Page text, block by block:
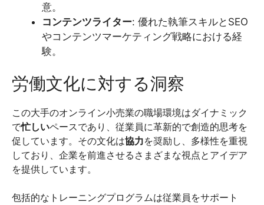
意。
コンテンツライター: 優れた執筆スキルとSEO
やコンテンツマーケティング戦略における経
験。
労働文化に対する洞察
この大手のオンライン小売業の職場環境はダイナミック
で忙しいペースであり、従業員に革新的で創造的思考を
促しています。その文化は協力を奨励し、多様性を重視
しており、企業を前進させるさまざまな視点とアイデア
を提供しています。
包括的なトレーニングプログラムは従業員をサポート